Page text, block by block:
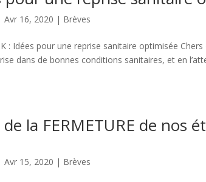
Avr 16, 2020 | Brèves
: Idées pour une reprise sanitaire optimisée
dans de bonnes conditions sanitaires, et en
la FERMETURE de nos
Avr 15, 2020 | Brèves